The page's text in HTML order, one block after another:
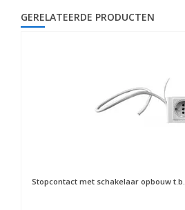
GERELATEERDE PRODUCTEN
Stopcontact met schakelaar opbouw